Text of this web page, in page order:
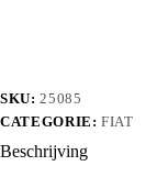
SKU:25085
CATEGORIE:FIAT
Beschrijving